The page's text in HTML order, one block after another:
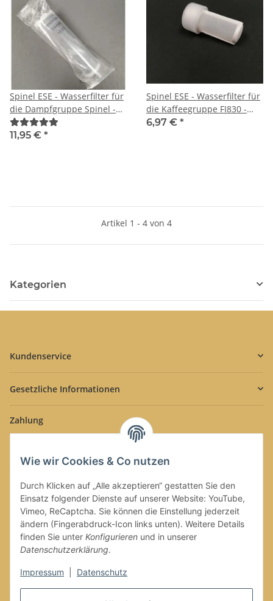
Wie wir Cookies & Co nutzen
Durch Klicken auf „Alle akzeptieren“ gestatten Sie den
Einsatz folgender Dienste auf unserer Website: YouTube,
Vimeo, ReCaptcha. Sie können die Einstellung jederzeit
ändern (Fingerabdruck-Icon links unten). Weitere Details
finden Sie unter Konfigurieren und in unserer
Datenschutzerklärung.
Impressum Datenschutz
Spinel ESE - Wasserfilter für
die Dampfgruppe Spinel -
schwarz - FILTRO
MINIDEMINERALIZZATORE
11,95 € *
Spinel ESE - Wasserfilter für
die Kaffeegruppe FI830 -
FILTRO DI PESCAGGIO
6,97 € *
Artikel 1 - 4 von 4
Kategorien
Kundenservice
Gesetzliche Informationen
Zahlung
Versand